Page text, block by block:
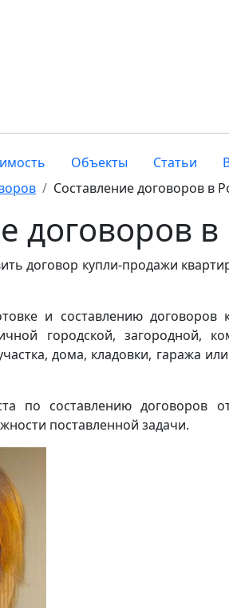
Объекты Статьи
Составление договоров в
договоров в
договор купли-продажи
и составлению
городской, загородной,
дома, кладовки, гаража
по составлению договоров
поставленной задачи.